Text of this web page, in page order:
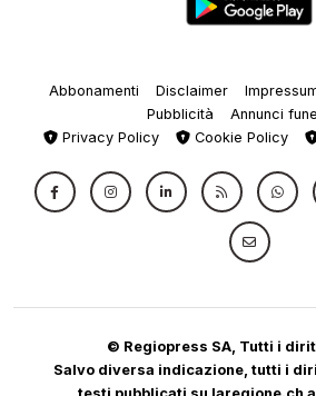
Abbonamenti Disclaimer
Pubblicità
Annunci
Privacy Policy
Cookie Policy
© Regiopress SA, Tutti i
Salvo diversa indicazione, tutti i